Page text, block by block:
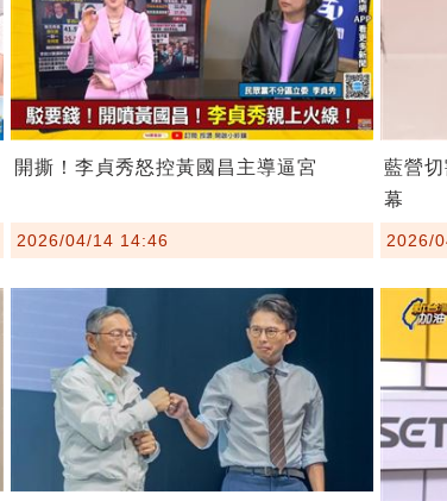
開撕！李貞秀怒控黃國昌主導逼宮
2026/04/14 14:46
藍營
幕
2026/